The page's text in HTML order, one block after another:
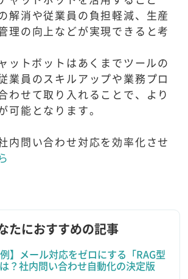
解消や従業員の負担軽減、生産
理の向上などが実現できると考
ットボットはあくまでツールの
業員のスキルアップや業務プロ
わせて取り入れることで、より
可能となります。
内問い合わせ対応を効率化させ
たにおすすめの記事
例】メール対応をゼロにする「RAG型
？社内問い合わせ自動化の決定版